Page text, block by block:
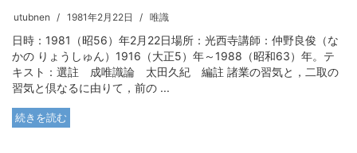
utubnen 1981年2月22日 唯識
日時：1981（昭56）年2月22日場所：光西寺講師：仲野良俊（な
かの りょうしゅん）1916（大正5）年～1988（昭和63）年。テ
キスト：選註 成唯識論 太田久紀 編註 諸業の習気と，二取の
習気と倶なるに由りて，前の ...
続きを読む